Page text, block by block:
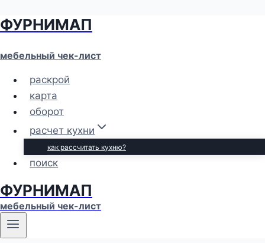
Перейти
содержимому
ФУРНИМАП
мебельный чек-лист
раскрой
карта
оборот
расчет кухни
как рассчитать кухню?
поиск
ФУРНИМАП
мебельный чек-лист